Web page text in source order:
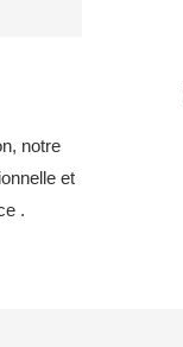
notre
et
.